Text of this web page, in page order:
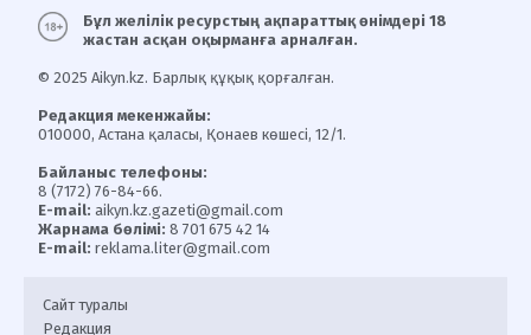
Бұл желілік ресурстың ақпараттық өнімдері 18
жастан асқан оқырманға арналған.
© 2025 Aikyn.kz. Барлық құқық қорғалған.
Редакция мекенжайы:
010000, Астана қаласы, Қонаев көшесі, 12/1.
Байланыс телефоны:
8 (7172) 76-84-66.
E-mail: aikyn.kz.gazeti@gmail.com
Жарнама бөлімі: 8 701 675 42 14
E-mail: reklama.liter@gmail.com
Сайт туралы
Редакция